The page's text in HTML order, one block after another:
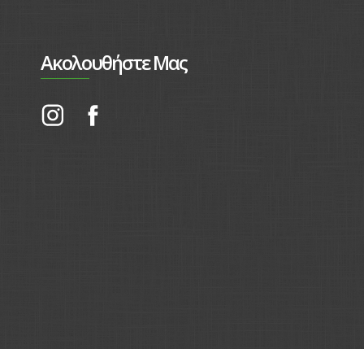
Ακολουθήστε Μας